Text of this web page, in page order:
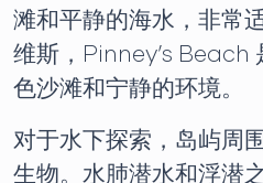
滩和平静的海水，非常
维斯，Pinney’s Beach
色沙滩和宁静的环境。
对于水下探索，岛屿周
生物。水肺潜水和浮潜